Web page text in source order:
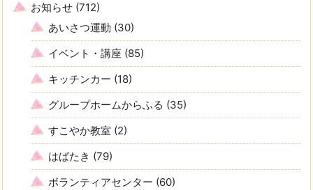
お知らせ (712)
あいさつ運動 (30)
イベント・講座 (85)
キッチンカー (18)
グループホームからふる (35)
すこやか教室 (2)
はばたき (79)
ボランティアセンター (60)